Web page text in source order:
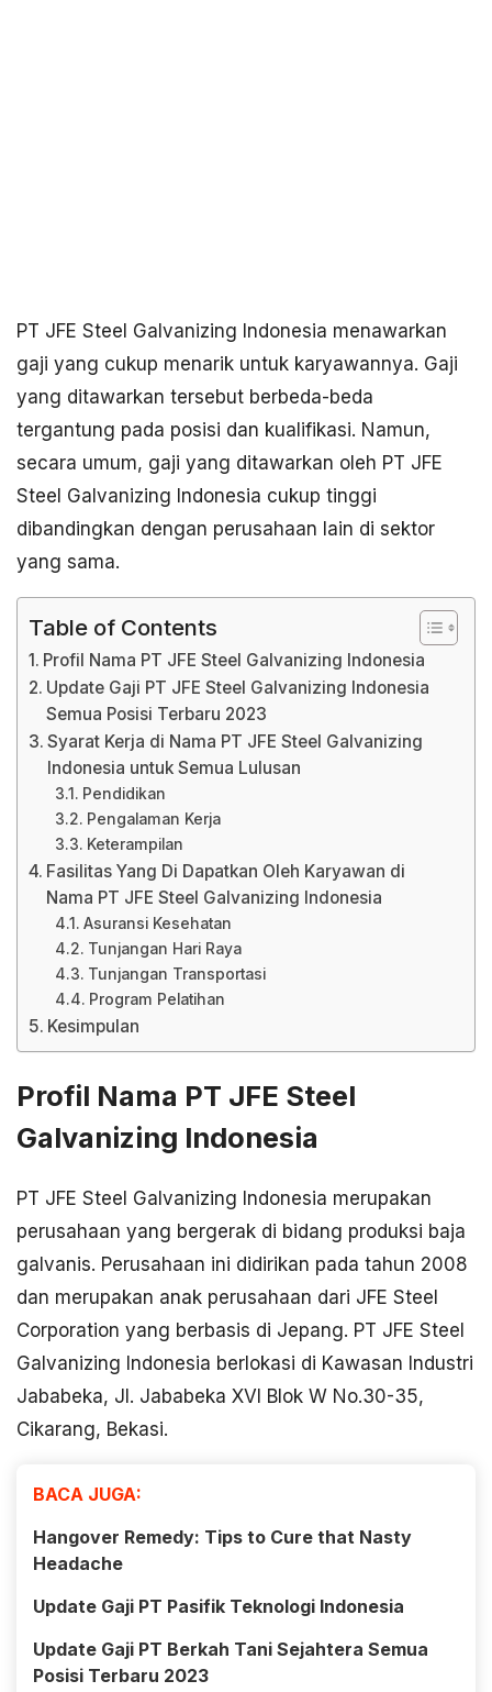
PT JFE Steel Galvanizing Indonesia menawarkan
gaji yang cukup menarik untuk karyawannya. Gaji
yang ditawarkan tersebut berbeda-beda
tergantung pada posisi dan kualifikasi. Namun,
secara umum, gaji yang ditawarkan oleh PT JFE
Steel Galvanizing Indonesia cukup tinggi
dibandingkan dengan perusahaan lain di sektor
yang sama.
Table of Contents
Profil Nama PT JFE Steel Galvanizing Indonesia
Update Gaji PT JFE Steel Galvanizing Indonesia
Semua Posisi Terbaru 2023
Syarat Kerja di Nama PT JFE Steel Galvanizing
Indonesia untuk Semua Lulusan
Pendidikan
Pengalaman Kerja
Keterampilan
Fasilitas Yang Di Dapatkan Oleh Karyawan di
Nama PT JFE Steel Galvanizing Indonesia
Asuransi Kesehatan
Tunjangan Hari Raya
Tunjangan Transportasi
Program Pelatihan
Kesimpulan
Profil Nama PT JFE Steel
Galvanizing Indonesia
PT JFE Steel Galvanizing Indonesia merupakan
perusahaan yang bergerak di bidang produksi baja
galvanis. Perusahaan ini didirikan pada tahun 2008
dan merupakan anak perusahaan dari JFE Steel
Corporation yang berbasis di Jepang. PT JFE Steel
Galvanizing Indonesia berlokasi di Kawasan Industri
Jababeka, Jl. Jababeka XVI Blok W No.30-35,
Cikarang, Bekasi.
BACA JUGA:
Hangover Remedy: Tips to Cure that Nasty
Headache
Update Gaji PT Pasifik Teknologi Indonesia
Update Gaji PT Berkah Tani Sejahtera Semua
Posisi Terbaru 2023